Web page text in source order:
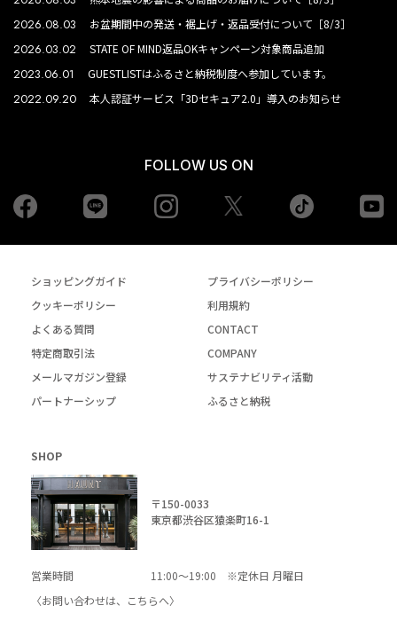
2026.08.03 お盆期間中の発送・裾上げ・返品受付について［8/3］
2026.03.02 STATE OF MIND返品OKキャンペーン対象商品追加
2023.06.01 GUESTLISTはふるさと納税制度へ参加しています。
2022.09.20 本人認証サービス「3Dセキュア2.0」導入のお知らせ
FOLLOW US ON
Facebook Instagram tiktok
ショッピングガイド
プライバシーポリシー
クッキーポリシー
利用規約
よくある質問
CONTACT
特定商取引法
COMPANY
メールマガジン登録
サステナビリティ活動
パートナーシップ
ふるさと納税
SHOP
〒150-0033
東京都渋谷区猿楽町16-1
営業時間
11:00～19:00 ※定休日 月曜日
〈お問い合わせは、
こちらへ〉